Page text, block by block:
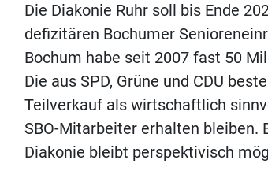
Die Diakonie Ruhr soll bis Ende
defizitären Bochumer
Bochum habe seit 2007 fast 50
Die aus SPD, Grüne und CDU
Teilverkauf als wirtschaftlich
SBO-Mitarbeiter erhalten bleiben.
Diakonie bleibt perspektivisch